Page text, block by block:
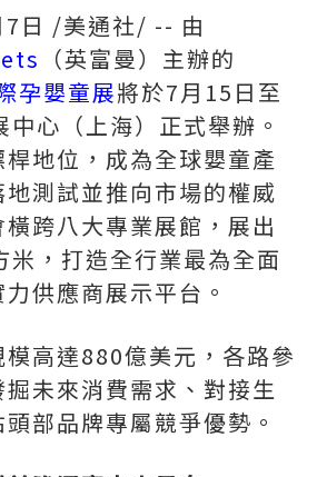
日 /美通社/ -- 由
（英富曼）主辦的
孕嬰童展將於7月15日至
心（上海）正式舉辦。
地位，成為全球嬰童產
測試並推向市場的權威
跨八大專業展館，展出
米，打造全行業最為全面
供應商展示平台。
高達880億美元，各路參
未來消費需求、對接生
部品牌專屬競爭優勢。